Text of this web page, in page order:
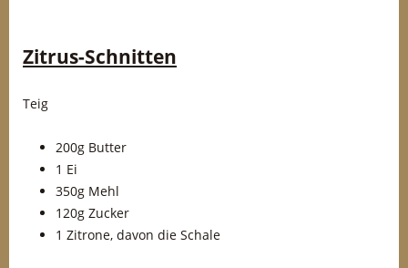
Zitrus-Schnitten
Teig
200g Butter
1 Ei
350g Mehl
120g Zucker
1 Zitrone, davon die Schale